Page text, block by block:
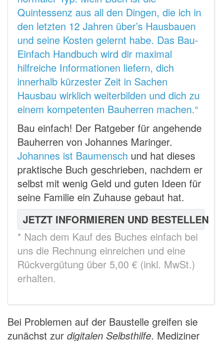
Quintessenz aus all den Dingen, die ich in
den letzten 12 Jahren über’s Hausbauen
und seine Kosten gelernt habe. Das Bau-
Einfach Handbuch wird dir maximal
hilfreiche Informationen liefern, dich
innerhalb kürzester Zeit in Sachen
Hausbau wirklich weiterbilden und dich zu
einem kompetenten Bauherren machen.“
Bau einfach! Der Ratgeber für angehende
Bauherren von Johannes Maringer.
Johannes ist Baumensch und hat dieses
praktische Buch geschrieben, nachdem er
selbst mit wenig Geld und guten Ideen für
seine Familie ein Zuhause gebaut hat.
JETZT INFORMIEREN UND BESTELLEN
* Nach dem Kauf des Buches einfach bei
uns die Rechnung einreichen und eine
Rückvergütung über 5,00 € (inkl. MwSt.)
erhalten.
Bei Problemen auf der Baustelle greifen sie
zunächst zur digitalen Selbsthilfe. Mediziner